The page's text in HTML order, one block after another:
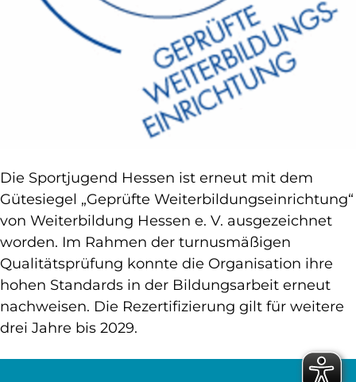
Die Sportjugend Hessen ist erneut mit dem
Gütesiegel „Geprüfte Weiterbildungseinrichtung“
von Weiterbildung Hessen e. V. ausgezeichnet
worden. Im Rahmen der turnusmäßigen
Qualitätsprüfung konnte die Organisation ihre
hohen Standards in der Bildungsarbeit erneut
nachweisen. Die Rezertifizierung gilt für weitere
drei Jahre bis 2029.